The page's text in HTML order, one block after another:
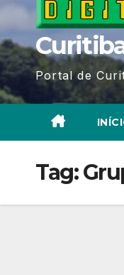
Portal de
Tag: